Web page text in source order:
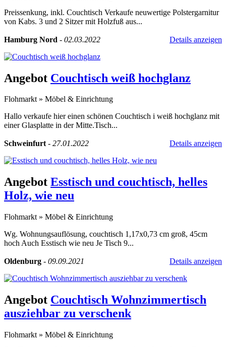
Preissenkung, inkl. Couchtisch Verkaufe neuwertige Polstergarnitur
von Kabs. 3 und 2 Sitzer mit Holzfuß aus...
Hamburg Nord - 02.03.2022 Details anzeigen
Angebot Couchtisch weiß hochglanz
Flohmarkt » Möbel & Einrichtung
Hallo verkaufe hier einen schönen Couchtisch i weiß hochglanz mit
einer Glasplatte in der Mitte.Tisch...
Schweinfurt- 27.01.2022 Details anzeigen
Angebot Esstisch und couchtisch, helles
Holz, wie neu
Flohmarkt » Möbel & Einrichtung
Wg. Wohnungsauflösung, couchtisch 1,17x0,73 cm groß, 45cm
hoch Auch Esstisch wie neu Je Tisch 9...
Oldenburg - 09.09.2021 Details anzeigen
Angebot Couchtisch Wohnzimmertisch
ausziehbar zu verschenk
Flohmarkt » Möbel & Einrichtung